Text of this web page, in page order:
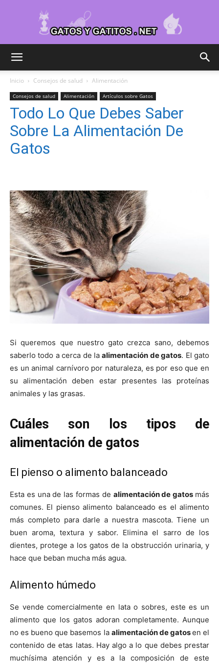
Fotos
–
Razas
Gatos
Inicio Consejos de salud Alimentación
Consejos de salud Alimentación Artículos sobre Gatos
Todo Lo Que Debes Saber
Sobre La Alimentación De
Gatos
Si queremos que nuestro gato crezca sano, debemos
saberlo todo a cerca de laalimentación de gatos. El gato
es un animal carnívoro por naturaleza, es por eso que en
su alimentación deben estar presentes las proteínas
animales y las grasas.
Cuáles son los tipos de
alimentación de gatos
El pienso o alimento balanceado
Esta es una de las formas de alimentación de gatos más
comunes. El pienso alimento balanceado es el alimento
más completo para darle a nuestra mascota. Tiene un
buen aroma, textura y sabor. Elimina el sarro de los
dientes, protege a los gatos de la obstrucción urinaria, y
hace que beban mucha más agua.
Alimento húmedo
Se vende comercialmente en lata o sobres, este es un
alimento que los gatos adoran completamente. Aunque
no es bueno que basemos la alimentación de gatosen el
contenido de etas latas. Hay algo a lo que debes prestar
muchísima atención y es a la composición de este